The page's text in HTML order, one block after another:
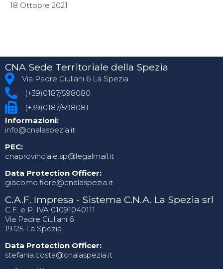
18 Ottobre 2021
CNA Sede Territoriale della Spezia
Via Padre Giuliani 6 La Spezia
(+39)0187/598080
(+39)0187/598081
Informazioni:
info@cnalaspezia.it
PEC:
cnaprovinciale.sp@legalmail.it
Data Protection Officer:
giacomo.fiore@cnalaspezia.it
C.A.F. Impresa - Sistema C.N.A. La Spezia srl
C.F. e P. IVA 01091040111
Via Padre Giuliani 6
19125 La Spezia
Data Protection Officer:
stefania.costa@cnalaspezia.it